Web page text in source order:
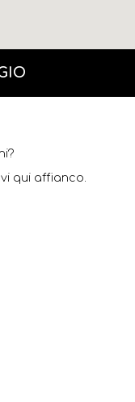
qui affianco.